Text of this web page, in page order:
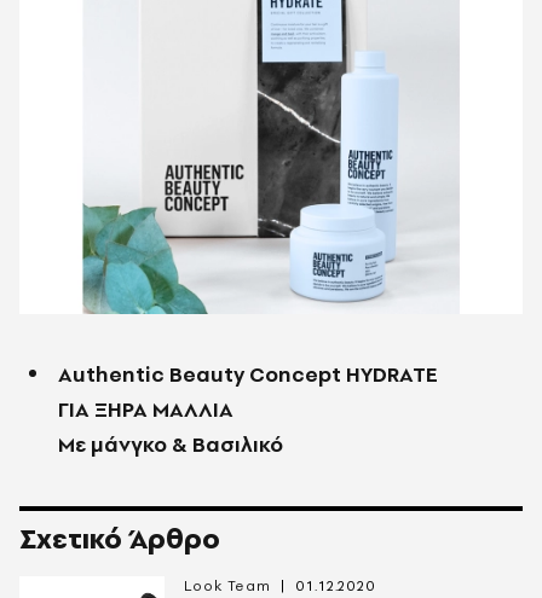
Authentic Beauty Concept HYDRATE
ΓΙΑ ΞΗΡΑ ΜΑΛΛΙΑ
Με μάνγκο & Βασιλικό
Σχετικό Άρθρο
Look Team 01.12.2020